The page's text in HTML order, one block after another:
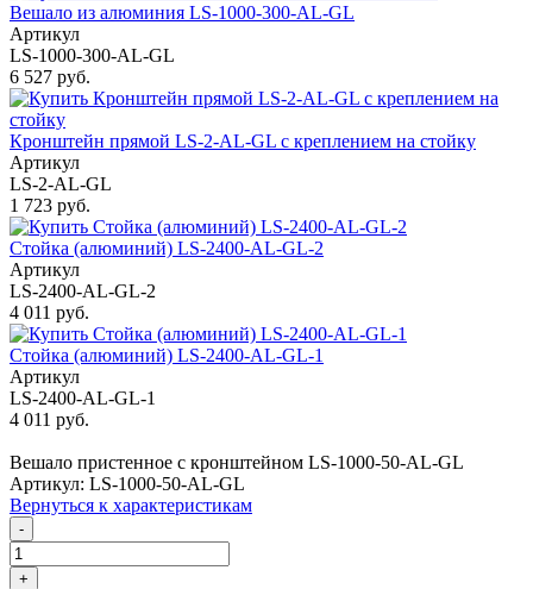
Вешало из алюминия LS-1000-300-AL-GL
Артикул
LS-1000-300-AL-GL
6 527 руб.
Кронштейн прямой LS-2-AL-GL с креплением на стойку
Артикул
LS-2-AL-GL
1 723 руб.
Стойка (алюминий) LS-2400-AL-GL-2
Артикул
LS-2400-AL-GL-2
4 011 руб.
Стойка (алюминий) LS-2400-AL-GL-1
Артикул
LS-2400-AL-GL-1
4 011 руб.
Вешало пристенное с кронштейном LS-1000-50-AL-GL
Артикул: LS-1000-50-AL-GL
Вернуться к характеристикам
-
+